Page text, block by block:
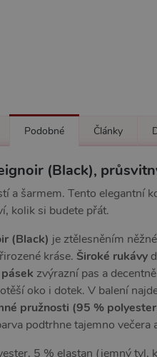
Podobné Články
(Black),
a šarmem. Tento elegantní
kolik si budete přát.
(Black) je ztělesněním
kráse. Široké rukávy
zvýrazní pas a
oko i dotek. V balení
pružnosti (95 %
podtrhne tajemno večera
5 % elastan (jemný tyl,